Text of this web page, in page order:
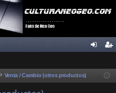
ist
Venta / Cambio (otros productos)